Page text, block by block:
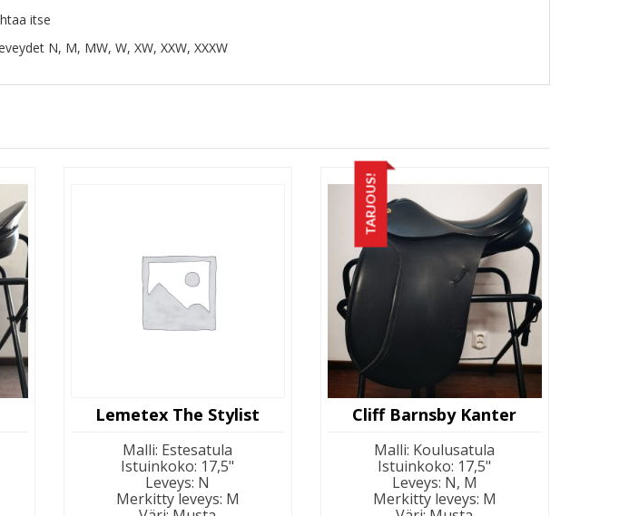
itse
N, M, MW, W, XW, XXW, XXXW
Lemetex The Stylist
Malli: Estesatula
Istuinkoko: 17,5"
Leveys: N
Merkitty leveys: M
TARJOUS!
Cliff Barnsby Kanter
Malli: Koulusatula
Istuinkoko: 17,5"
Leveys: N, M
Merkitty leveys: M